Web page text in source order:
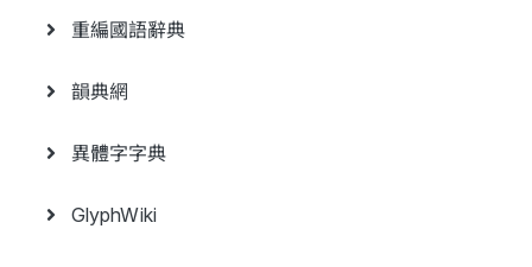
重編國語辭典
韻典網
異體字字典
GlyphWiki